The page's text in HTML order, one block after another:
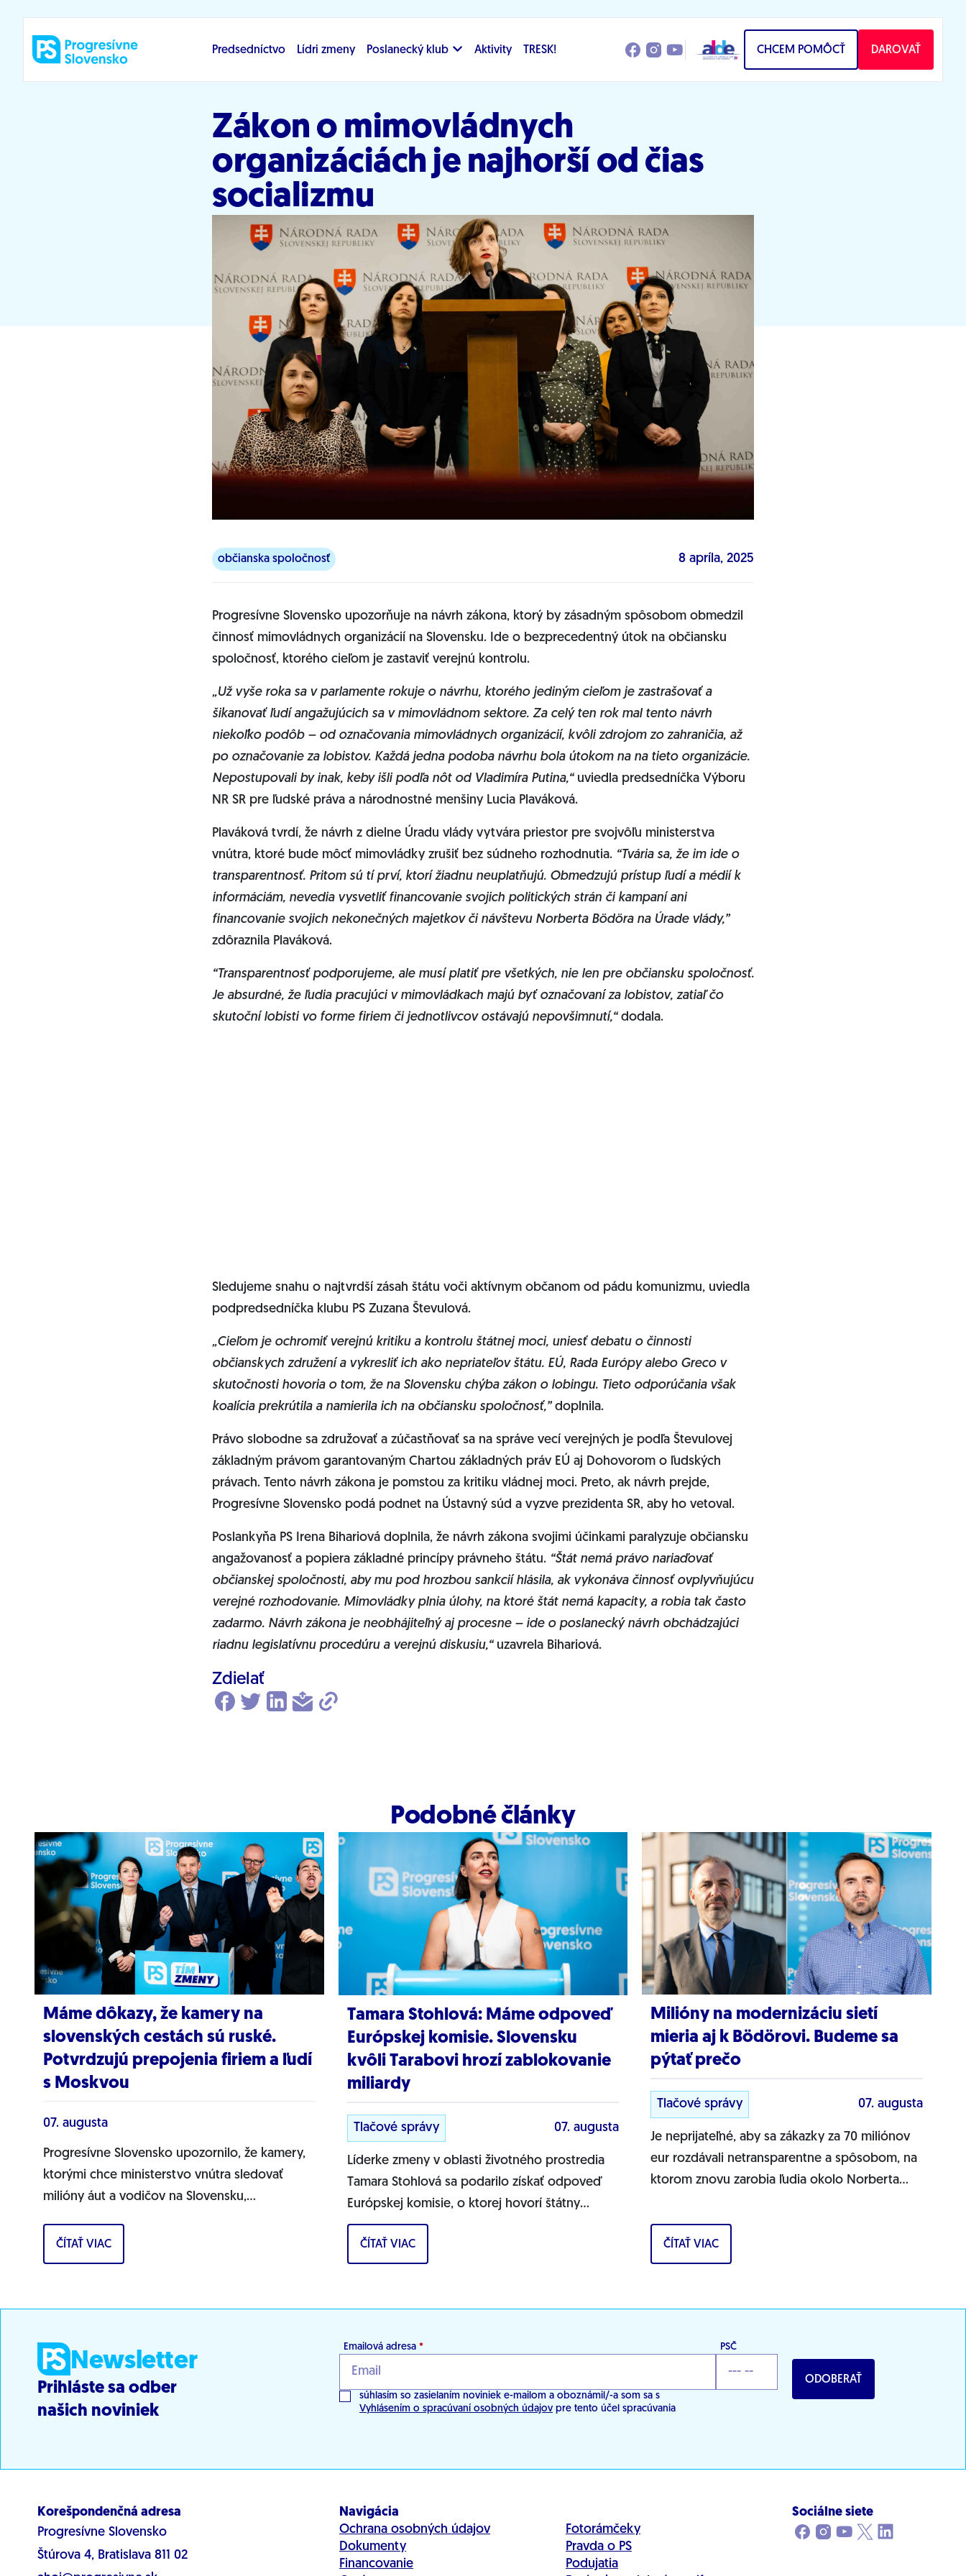
Predsedníctvo Lídri zmeny Poslanecký klub Aktivity TRESK! CHCEM POMÔCŤ DAROVAŤ
Zákon o mimovládnych
organizáciách je najhorší od čias
socializmu
občianska spoločnosť 8 apríla, 2025
Progresívne Slovensko upozorňuje na návrh zákona, ktorý by zásadným spôsobom obmedzil
činnosť mimovládnych organizácií na Slovensku. Ide o bezprecedentný útok na občiansku
spoločnosť, ktorého cieľom je zastaviť verejnú kontrolu.
„Už vyše roka sa v parlamente rokuje o návrhu, ktorého jediným cieľom je zastrašovať a
šikanovať ľudí angažujúcich sa v mimovládnom sektore. Za celý ten rok mal tento návrh
niekoľko podôb – od označovania mimovládnych organizácií, kvôli zdrojom zo zahraničia, až
po označovanie za lobistov. Každá jedna podoba návrhu bola útokom na na tieto organizácie.
Nepostupovali by inak, keby išli podľa nôt od Vladimíra Putina,“uviedla predsedníčka Výboru
NR SR pre ľudské práva a národnostné menšiny Lucia Plaváková.
Plaváková tvrdí, že návrh z dielne Úradu vlády vytvára priestor pre svojvôľu ministerstva
vnútra, ktoré bude môcť mimovládky zrušiť bez súdneho rozhodnutia. “Tvária sa, že im ide o
transparentnosť. Pritom sú tí prví, ktorí žiadnu neuplatňujú. Obmedzujú prístup ľudí a médií k
informáciám, nevedia vysvetliť financovanie svojich politických strán či kampaní ani
financovanie svojich nekonečných majetkov či návštevu Norberta Bödöra na Úrade vlády,”
zdôraznila Plaváková.
“Transparentnosť podporujeme, ale musí platiť pre všetkých, nie len pre občiansku spoločnosť.
Je absurdné, že ľudia pracujúci v mimovládkach majú byť označovaní za lobistov, zatiaľ čo
skutoční lobisti vo forme firiem či jednotlivcov ostávajú nepovšimnutí,“dodala.
Sledujeme snahu o najtvrdší zásah štátu voči aktívnym občanom od pádu komunizmu, uviedla
podpredsedníčka klubu PS Zuzana Števulová.
„Cieľom je ochromiť verejnú kritiku a kontrolu štátnej moci, uniesť debatu o činnosti
občianskych združení a vykresliť ich ako nepriateľov štátu. EÚ, Rada Európy alebo Greco v
skutočnosti hovoria o tom, že na Slovensku chýba zákon o lobingu. Tieto odporúčania však
koalícia prekrútila a namierila ich na občiansku spoločnosť,”doplnila.
Právo slobodne sa združovať a zúčastňovať sa na správe vecí verejných je podľa Števulovej
základným právom garantovaným Chartou základných práv EÚ aj Dohovorom o ľudských
právach. Tento návrh zákona je pomstou za kritiku vládnej moci. Preto, ak návrh prejde,
Progresívne Slovensko podá podnet na Ústavný súd a vyzve prezidenta SR, aby ho vetoval.
Poslankyňa PS Irena Bihariová doplnila, že návrh zákona svojimi účinkami paralyzuje občiansku
angažovanosť a popiera základné princípy právneho štátu. “Štát nemá právo nariaďovať
občianskej spoločnosti, aby mu pod hrozbou sankcií hlásila, ak vykonáva činnosť ovplyvňujúcu
verejné rozhodovanie. Mimovládky plnia úlohy, na ktoré štát nemá kapacity, a robia tak často
zadarmo. Návrh zákona je neobhájiteľný aj procesne – ide o poslanecký návrh obchádzajúci
riadnu legislatívnu procedúru a verejnú diskusiu,“ uzavrela Bihariová.
Zdielať
Podobné články
Máme dôkazy, že kamery na
slovenských cestách sú ruské.
Potvrdzujú prepojenia firiem a ľudí
s Moskvou
07. augusta
Progresívne Slovensko upozornilo, že kamery,
ktorými chce ministerstvo vnútra sledovať
milióny áut a vodičov na Slovensku,
hnutie prinieslo dôkazy,...
ČÍTAŤ VIAC
Tamara Stohlová: Máme odpoveď
Európskej komisie. Slovensku
kvôli Tarabovi hrozí zablokovanie
miliardy
Tlačové správy 07. augusta
Líderke zmeny v oblasti životného prostredia
Tamara Stohlová sa podarilo získať odpoveď
Európskej komisie, o ktorej hovorí štátny
tajomník MŽP Filip Kuffa. Môžem
jednoznačne...
ČÍTAŤ VIAC
Milióny na modernizáciu sietí
mieria aj k Bödörovi. Budeme sa
pýtať prečo
Tlačové správy 07. augusta
Je neprijateľné, aby sa zákazky za 70 miliónov
eur rozdávali netransparentne a spôsobom, na
ktorom znovu zarobia ľudia okolo Norberta
Slovenska a...
ČÍTAŤ VIAC
Newsletter
Prihláste sa odber
našich noviniek
Emailová adresa * PSČ
súhlasím so zasielaním noviniek e-mailom a oboznámil/-a som sa s
Vyhlásením o spracúvaní osobných údajov pre tento účel spracúvania
ODOBERAŤ
Navigácia
Ochrana osobných údajov
Dokumenty
Financovanie
Fotorámčeky
Pravda o PS
Podujatia
Sociálne siete
Korešpondenčná adresa
Progresívne Slovensko
Štúrova 4, Bratislava 811 02